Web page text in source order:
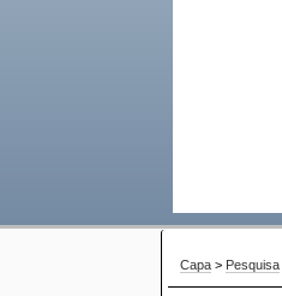
Capa > Pesquisa